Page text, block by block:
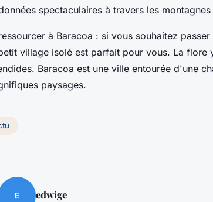
spectaculaires à travers les
à Baracoa : si vous souhaitez
village isolé est parfait pour vous. La flore
Baracoa est une ville entourée d'une
paysages.
E edwige